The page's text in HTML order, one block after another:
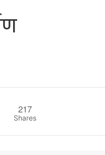
217
Shares